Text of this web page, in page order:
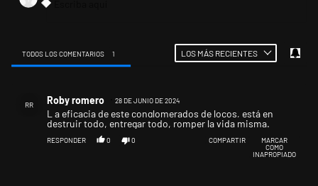
TODOS LOS COMENTARIOS 1 LOS MÁS RECIENTES
RR Roby romero 28 DE JUNIO DE 2024
L a eficacia de este conglomerados de locos, está en
destruir todo, entregar todo, romper la vida misma.
RESPONDER 0 0 COMPARTIR
MARCAR
COMO
INAPROPIADO